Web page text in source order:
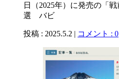
日（2025年）に発売の「
選 バビ
投稿 : 2025.5.2 | コメント : 0